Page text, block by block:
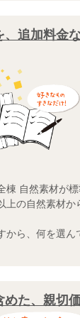
、追加料金
棟 自然素材が標
上の自然素材
から、何を選
た、親切